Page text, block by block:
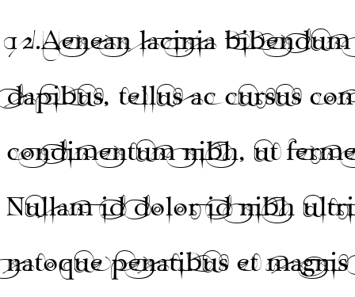
12.Aenean lacinia
dapibus, tellus ac cursus
condimentum nibh, ut
Nullam id dolor id nibh
natoque penatibus et